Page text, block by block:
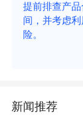
提前排查产
间，并考虑
险。
新闻推荐